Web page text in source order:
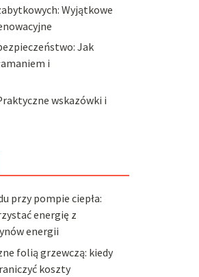
Wyjątkowe
Jak
i
wskazówki i
przy pompie ciepła:
energię z
energii
folią grzewczą: kiedy
koszty